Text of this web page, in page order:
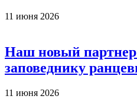
11 июня 2026
Наш новый партнер
заповеднику
11 июня 2026